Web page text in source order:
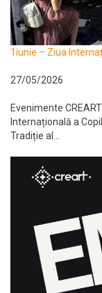
1iunie – Ziua
27/05/2026
Evenimente
Internațională a
Tradiție al...